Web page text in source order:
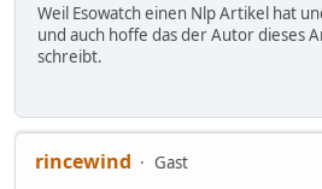
Weil Esowatch einen Nlp Artikel hat
und auch hoffe das der Autor dieses
schreibt.
rincewind Gast